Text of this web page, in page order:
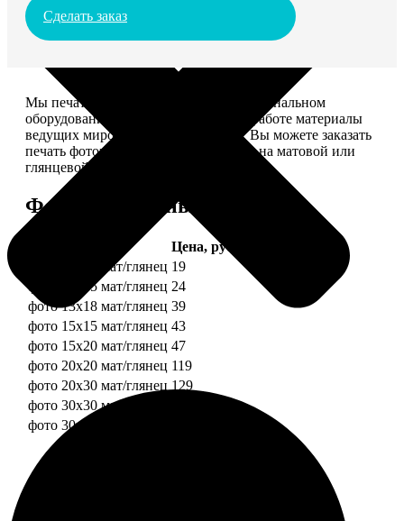
Сделать заказ
Мы печатаем фотографии на профессиональном
оборудовании Noritsu, используем в работе материалы
ведущих мировых производителей. Вы можете заказать
печать фотографий разных форматов на матовой или
глянцевой фотобумаге.
Форматы и цены
Цена, руб.
фото 10х10 мат/глянец 19
фото 10х15 мат/глянец 24
фото 13х18 мат/глянец 39
фото 15х15 мат/глянец 43
фото 15х20 мат/глянец 47
фото 20х20 мат/глянец 119
фото 20х30 мат/глянец 129
фото 30х30 мат/глянец
фото 30х40 мат/глянец